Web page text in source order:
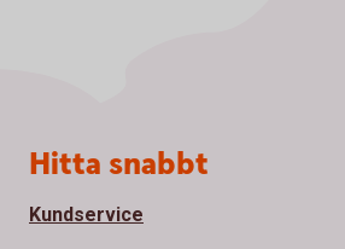
Sidfot
Hitta snabbt
Kundservice